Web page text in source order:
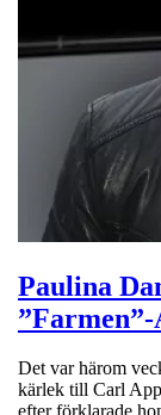
Paulina
Det var härom
kärlek till Carl